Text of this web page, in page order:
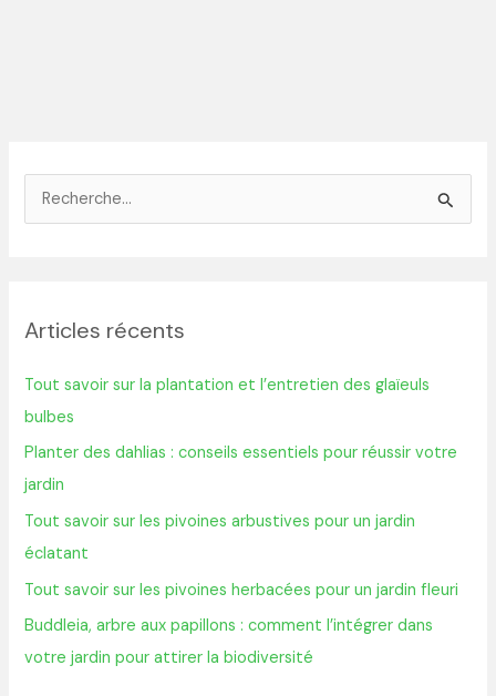
e
c
h
e
r
:
Articles récents
Tout savoir sur la plantation et l’entretien des glaïeuls
bulbes
Planter des dahlias : conseils essentiels pour réussir votre
jardin
Tout savoir sur les pivoines arbustives pour un jardin
éclatant
Tout savoir sur les pivoines herbacées pour un jardin fleuri
Buddleia, arbre aux papillons : comment l’intégrer dans
votre jardin pour attirer la biodiversité